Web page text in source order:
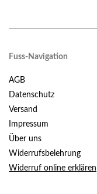
Fuss-Navigation
AGB
Datenschutz
Versand
Impressum
Über uns
Widerrufsbelehrung
Widerruf online erklären